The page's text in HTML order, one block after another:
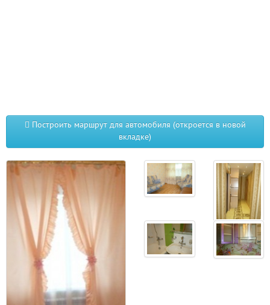
Построить маршрут для автомобиля (откроется в новой
вкладке)